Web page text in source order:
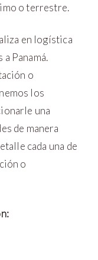
o terrestre.
en logística
Panamá.
o
los
una
de manera
cada una de
o